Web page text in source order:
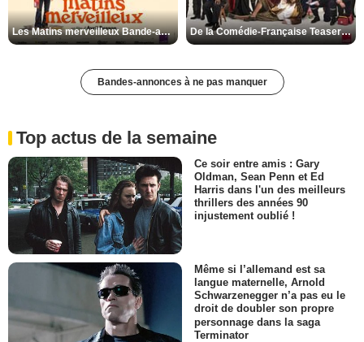
Les Matins merveilleux Bande-annonce VF De la Comédie-Française Teaser VF
Bandes-annonces à ne pas manquer
Top actus de la semaine
Ce soir entre amis : Gary
Oldman, Sean Penn et Ed
Harris dans l'un des meilleurs
thrillers des années 90
injustement oublié !
Même si l’allemand est sa
langue maternelle, Arnold
Schwarzenegger n’a pas eu le
droit de doubler son propre
personnage dans la saga
Terminator